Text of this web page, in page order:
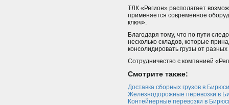
ТЛК «Регион» располагает
применяется современное
ключ».
Благодаря тому, что по пути
несколько складов, которые
консолидировать грузы от
Сотрудничество с компанией
Смотрите также:
Доставка сборных грузов в
Железнодорожные перевозки в
Контейнерные перевозки в